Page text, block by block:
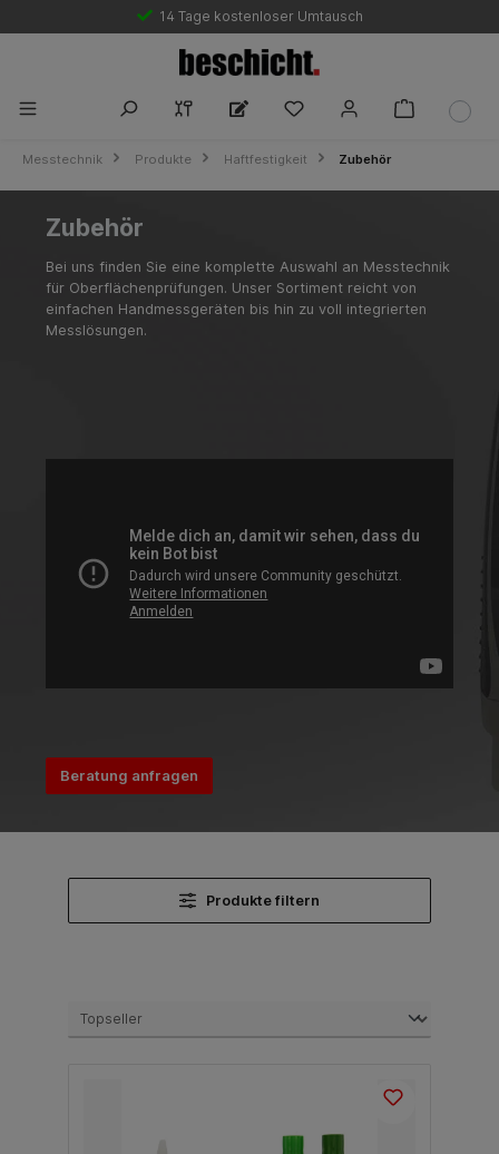
14 Tage kostenloser Umtausch
Messtechnik Produkte Haftfestigkeit Zubehör
Zubehör
Bei uns finden Sie eine komplette Auswahl an Messtechnik
für Oberflächenprüfungen. Unser Sortiment reicht von
einfachen Handmessgeräten bis hin zu voll integrierten
Messlösungen.
Beratung anfragen
Produkte filtern